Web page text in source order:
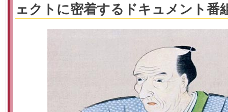
ェクトに密着するドキュメント番